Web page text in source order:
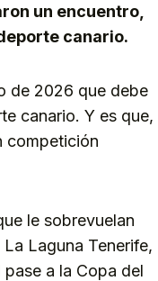
un encuentro,
canario.
de 2026 que debe
canario. Y es que,
competición
le sobrevuelan
Laguna Tenerife,
a la Copa del